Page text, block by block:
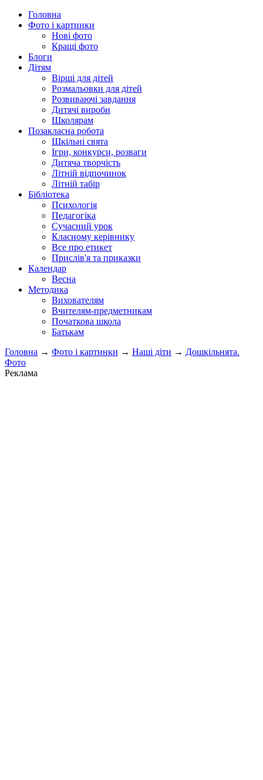
Головна
Фото і картинки
Нові фото
Кращі фото
Блоги
Дітям
Вірші для дітей
Розмальовки для дітей
Розвиваючі завдання
Дитячі вироби
Школярам
Позакласна робота
Шкільні свята
Ігри, конкурси, розваги
Дитяча творчість
Літній відпочинок
Літній табір
Бібліотека
Психологія
Педагогіка
Сучасний урок
Класному керівнику
Все про етикет
Прислів'я та приказки
Календар
Весна
Методика
Вихователям
Вчителям-предметникам
Початкова школа
Батькам
Головна → Фото і картинки → Наші діти → Дошкільнята.
Фото
Реклама